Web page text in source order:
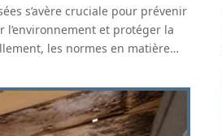
s’avère cruciale pour prévenir
et protéger la
les normes en matière…